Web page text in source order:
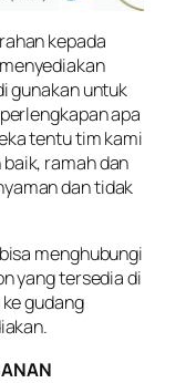
kepada
gunakan untuk
apa
tentu tim kami
ramah dan
dan tidak
menghubungi
yang tersedia di
gudang